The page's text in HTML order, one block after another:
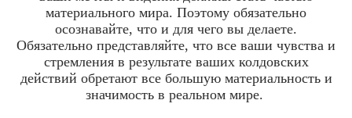
материального мира. Поэтому обязательно
осознавайте, что и для чего вы делаете.
Обязательно представляйте, что все ваши чувства и
стремления в результате ваших колдовских
действий обретают все большую материальность и
значимость в реальном мире.